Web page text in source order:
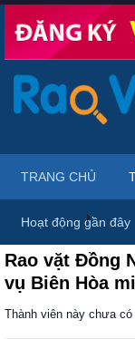
Trang chủ
Rao vặt Đồng
vụ Biên Hòa
Thành viên này chưa
TRANG CHỦ
Hoạt động gần đây